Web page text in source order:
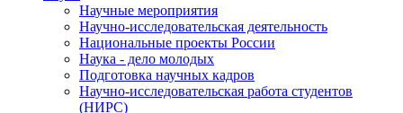
Научные мероприятия
Научно-исследовательская деятельность
Национальные проекты России
Наука - дело молодых
Подготовка научных кадров
Научно-исследовательская работа студентов
(НИРС)